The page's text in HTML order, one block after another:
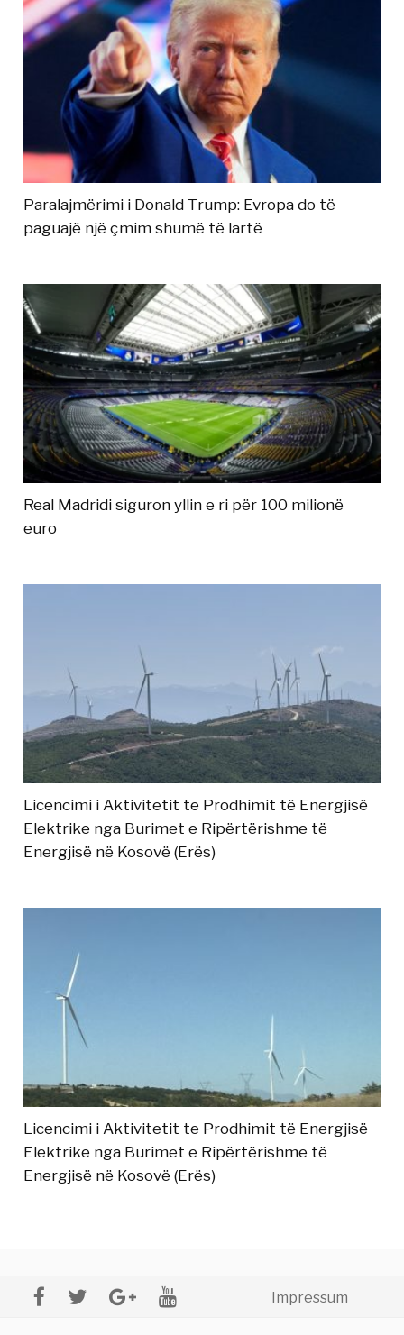
Paralajmërimi i Donald Trump: Evropa do të
paguajë një çmim shumë të lartë
Real Madridi siguron yllin e ri për 100 milionë
euro
Licencimi i Aktivitetit te Prodhimit të Energjisë
Elektrike nga Burimet e Ripërtërishme të
Energjisë në Kosovë (Erës)
Licencimi i Aktivitetit te Prodhimit të Energjisë
Elektrike nga Burimet e Ripërtërishme të
Energjisë në Kosovë (Erës)
Impressum